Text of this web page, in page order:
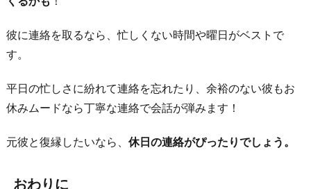
彼に連絡を取るなら、忙しくない時間や曜日がベストで
す。
平日の忙しさに紛れて連絡を忘れたり、余裕のない彼もお
休みムードなら丁寧な連絡で会話が弾みます！
元彼と復縁したいなら、 休日の連絡がぴったりでしょう。
おわりに